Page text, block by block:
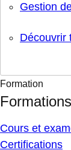
Gestion
Découvrir
Formation
Cours et
Certifications